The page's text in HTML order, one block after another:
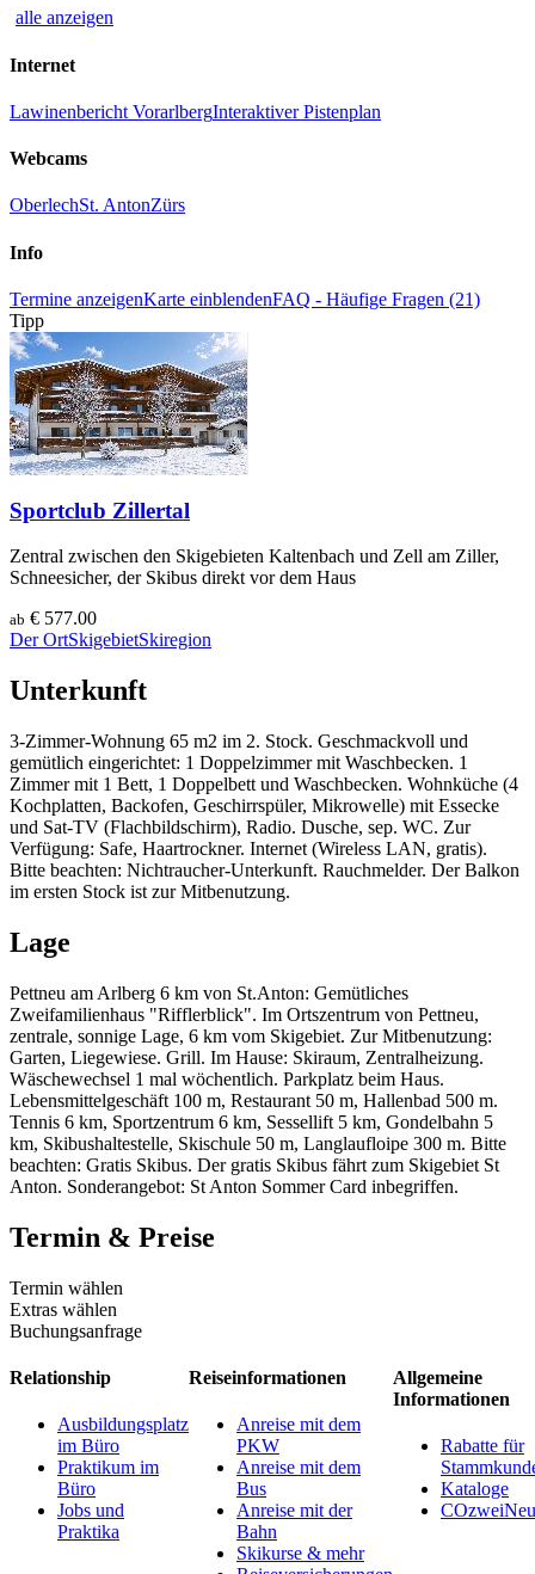
alle anzeigen
Internet
Lawinenbericht VorarlbergInteraktiver Pistenplan
Webcams
OberlechSt. AntonZürs
Info
Termine anzeigenKarte einblendenFAQ - Häufige Fragen (21)
Tipp
Sportclub Zillertal
Zentral zwischen den Skigebieten Kaltenbach und Zell am Ziller,
Schneesicher, der Skibus direkt vor dem Haus
ab € 577.00
Der OrtSkigebietSkiregion
Unterkunft
3-Zimmer-Wohnung 65 m2 im 2. Stock. Geschmackvoll und
gemütlich eingerichtet: 1 Doppelzimmer mit Waschbecken. 1
Zimmer mit 1 Bett, 1 Doppelbett und Waschbecken. Wohnküche (4
Kochplatten, Backofen, Geschirrspüler, Mikrowelle) mit Essecke
und Sat-TV (Flachbildschirm), Radio. Dusche, sep. WC. Zur
Verfügung: Safe, Haartrockner. Internet (Wireless LAN, gratis).
Bitte beachten: Nichtraucher-Unterkunft. Rauchmelder. Der Balkon
im ersten Stock ist zur Mitbenutzung.
Lage
Pettneu am Arlberg 6 km von St.Anton: Gemütliches
Zweifamilienhaus "Rifflerblick". Im Ortszentrum von Pettneu,
zentrale, sonnige Lage, 6 km vom Skigebiet. Zur Mitbenutzung:
Garten, Liegewiese. Grill. Im Hause: Skiraum, Zentralheizung.
Wäschewechsel 1 mal wöchentlich. Parkplatz beim Haus.
Lebensmittelgeschäft 100 m, Restaurant 50 m, Hallenbad 500 m.
Tennis 6 km, Sportzentrum 6 km, Sessellift 5 km, Gondelbahn 5
km, Skibushaltestelle, Skischule 50 m, Langlaufloipe 300 m. Bitte
beachten: Gratis Skibus. Der gratis Skibus fährt zum Skigebiet St
Anton. Sonderangebot: St Anton Sommer Card inbegriffen.
Termin & Preise
Termin wählen
Extras wählen
Buchungsanfrage
Relationship
Ausbildungsplatz
im Büro
Praktikum im
Büro
Jobs und
Praktika
Reiseinformationen
Anreise mit dem
PKW
Anreise mit dem
Bus
Anreise mit der
Bahn
Skikurse & mehr
Allgemeine
Informationen
Rabatte für
Kataloge